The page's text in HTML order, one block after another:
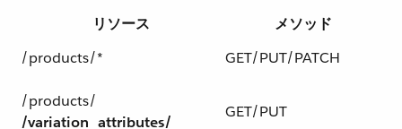
リソース
メソッド
/products/*
GET/PUT/PATCH
/products/​
/variation_attributes/
GET/PUT